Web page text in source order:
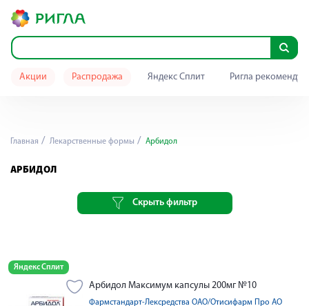
Акции Распродажа Яндекс Сплит Ригла
Главная Лекарственные формы Арбидол
АРБИДОЛ
Скрыть фильтр
Яндекс Сплит
Арбидол Максимум капсулы 200мг №10
Фармстандарт-Лексредства ОАО/Отисифарм Про АО